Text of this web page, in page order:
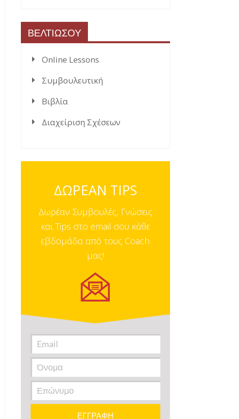
ΒΕΛΤΙΩΣΟΥ
Online Lessons
Συμβουλευτική
Βιβλία
Διαχείριση Σχέσεων
ΔΩΡΕΑΝ TIPS
Δωρέαν Συμβουλές, Γνώσεις
και Tips στο email σου κάθε
εβδομάδα από τους Coach
μας!